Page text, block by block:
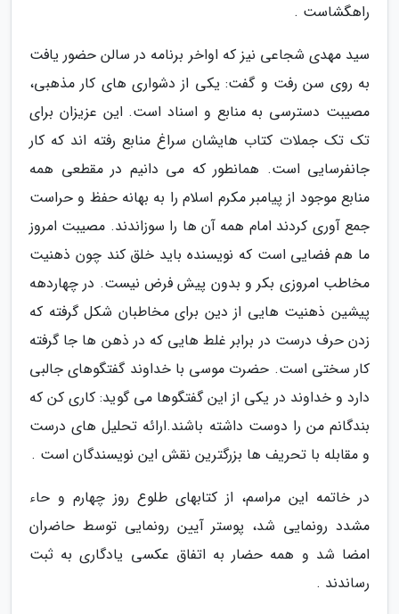
راهگشاست .
سید مهدی شجاعی نیز که اواخر برنامه در سالن حضور یافت
به روی سن رفت و گفت: یکی از دشواری های کار مذهبی،
مصیبت دسترسی به منابع و اسناد است. این عزیزان برای
تک تک جملات کتاب هایشان سراغ منابع رفته اند که کار
جانفرسایی است. همانطور که می دانیم در مقطعی همه
منابع موجود از پیامبر مکرم اسلام را به بهانه حفظ و حراست
جمع آوری کردند امام همه آن ها را سوزاندند. مصیبت امروز
ما هم فضایی است که نویسنده باید خلق کند چون ذهنیت
مخاطب امروزی بکر و بدون پیش فرض نیست. در چهاردهه
پیشین ذهنیت هایی از دین برای مخاطبان شکل گرفته که
زدن حرف درست در برابر غلط هایی که در ذهن ها جا گرفته
کار سختی است. حضرت موسی با خداوند گفتگوهای جالبی
دارد و خداوند در یکی از این گفتگوها می گوید: کاری کن که
بندگانم من را دوست داشته باشند.ارائه تحلیل های درست
و مقابله با تحریف ها بزرگترین نقش این نویسندگان است .
در خاتمه این مراسم، از کتابهای طلوع روز چهارم و حاء
مشدد رونمایی شد، پوستر آیین رونمایی توسط حاضران
امضا شد و همه حضار به اتفاق عکسی یادگاری به ثبت
رساندند .